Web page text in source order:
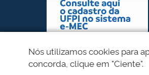
Nós utilizamos cookies para
concorda, clique em "Ciente".